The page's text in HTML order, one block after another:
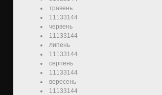
травень
11133144
червень
11133144
липень
11133144
серпень
11133144
вересень
11133144